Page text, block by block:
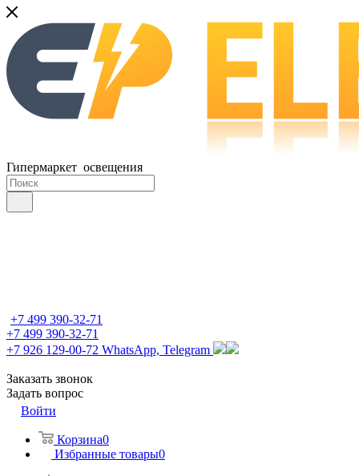
Гипермаркет освещения
+7 499 390-32-71
+7 499 390-32-71
+7 926 129-00-72 WhatsApp, Telegram
Заказать звонок
Задать вопрос
Войти
Корзина0
Избранные товары0